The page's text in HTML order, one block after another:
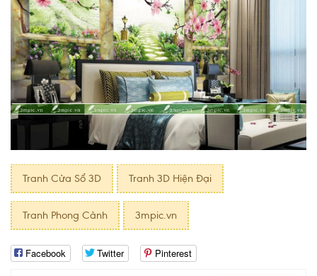
Tranh Cửa Sổ 3D Tranh 3D Hiện Đại
Tranh Phong Cảnh 3mpic.vn
Facebook Twitter Pinterest